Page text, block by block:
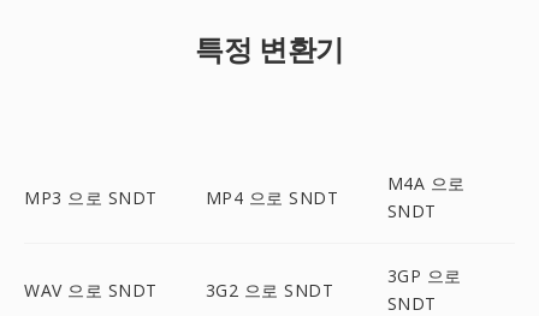
특정 변환기
MP3 으로 SNDT MP4 으로 SNDT
M4A 으로
SNDT
WAV 으로 SNDT 3G2 으로 SNDT
3GP 으로
SNDT